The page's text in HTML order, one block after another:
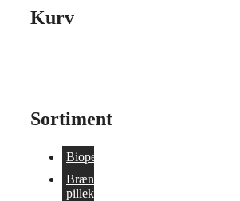
Kurv
Sortiment
Biopejse
Brænde og
pillekomfurer